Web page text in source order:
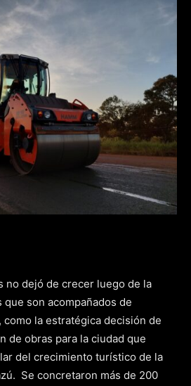
no dejó de crecer luego de la
que son acompañados de
la estratégica decisión de
de obras para la ciudad que
del crecimiento turístico de la
Se concretaron más de 200